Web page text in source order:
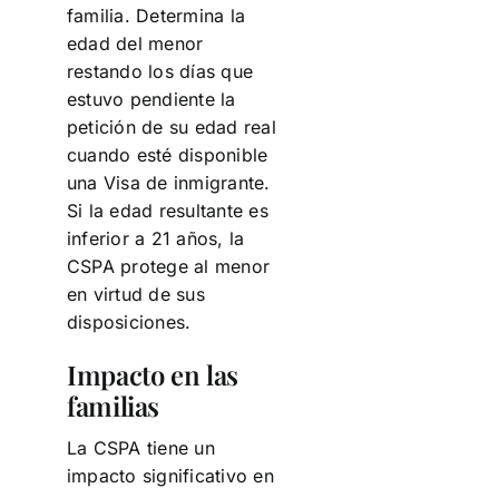
familia. Determina la
edad del menor
restando los días que
estuvo pendiente la
petición de su edad real
cuando esté disponible
una Visa de inmigrante.
Si la edad resultante es
inferior a 21 años, la
CSPA protege al menor
en virtud de sus
disposiciones.
Impacto en las
familias
La CSPA tiene un
impacto significativo en